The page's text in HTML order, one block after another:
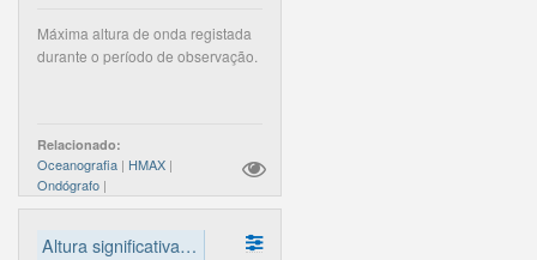
Máxima altura de onda registada
durante o período de observação.
Relacionado:
Oceanografia | HMAX |
Ondógrafo |
Altura significativa das ondas